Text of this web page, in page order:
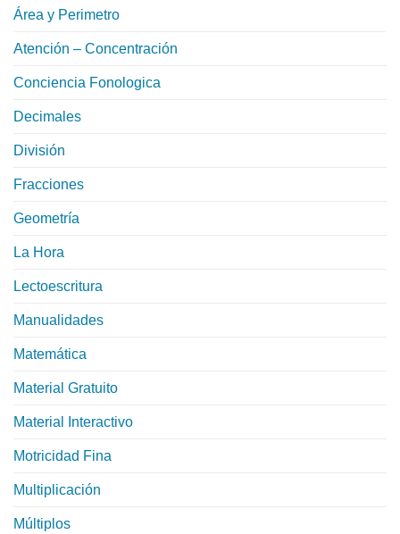
Área y Perimetro
Atención – Concentración
Conciencia Fonologica
Decimales
División
Fracciones
Geometría
La Hora
Lectoescritura
Manualidades
Matemática
Material Gratuito
Material Interactivo
Motricidad Fina
Multiplicación
Múltiplos